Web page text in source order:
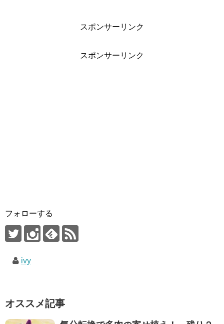
スポンサーリンク
スポンサーリンク
フォローする
ivy
オススメ記事